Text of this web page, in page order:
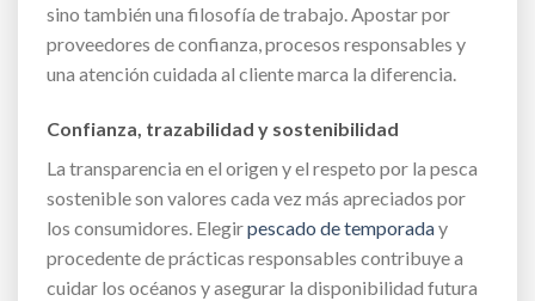
sino también una filosofía de trabajo. Apostar por
proveedores de confianza, procesos responsables y
una atención cuidada al cliente marca la diferencia.
Confianza, trazabilidad y sostenibilidad
La transparencia en el origen y el respeto por la pesca
sostenible son valores cada vez más apreciados por
los consumidores. Elegirpescado de temporaday
procedente de prácticas responsables contribuye a
cuidar los océanos y asegurar la disponibilidad futura